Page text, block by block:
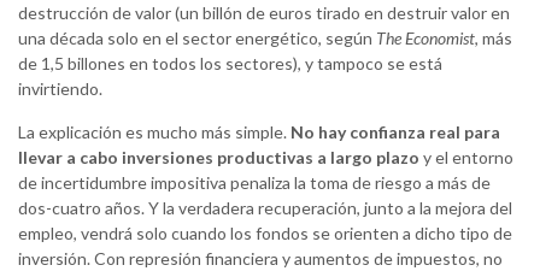
destrucción de valor (un billón de euros tirado en destruir valor en
una década solo en el sector energético, según The Economist, más
de 1,5 billones en todos los sectores), y tampoco se está
invirtiendo.
La explicación es mucho más simple. No hay confianza real para
llevar a cabo inversiones productivas a largo plazo y el entorno
de incertidumbre impositiva penaliza la toma de riesgo a más de
dos-cuatro años. Y la verdadera recuperación, junto a la mejora del
empleo, vendrá solo cuando los fondos se orienten a dicho tipo de
inversión. Con represión financiera y aumentos de impuestos, no